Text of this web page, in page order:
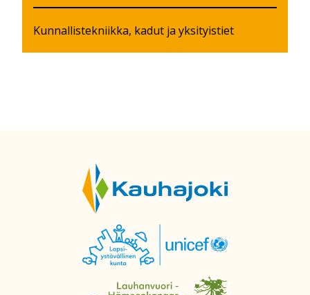
Kunnallistekniikka, kadut ja yksityistiet